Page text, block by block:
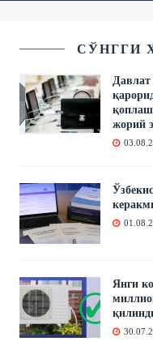
СЎНГГИ
Давлат
жорий
Янги